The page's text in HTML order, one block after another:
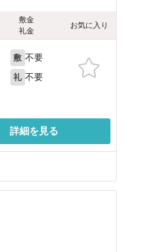
敷金
礼金
お気に入り
敷 不要
礼 不要
詳細を見る